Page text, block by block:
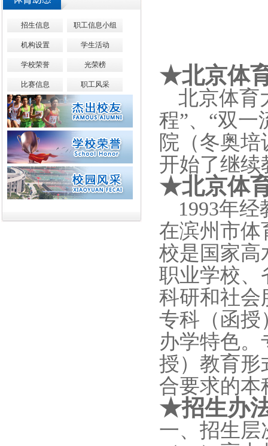
招生信息 职工信息小组
机构设置 学生活动
学校荣誉 光荣榜
比赛信息 职工风采 ★北京体
北京体育
程”、“双一
院（冬奥
开始了继续
★北京体
1993年
在滨州市体
校是国家高
职业学校、
科研和社会
专科 （函
办学特色。
授）教育形
合要求的本
★招生办
一、招生层